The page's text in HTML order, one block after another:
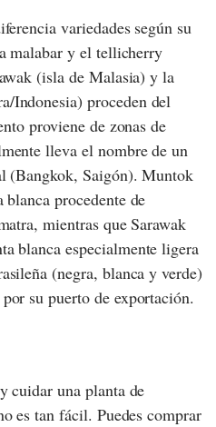
variedades según su
malabar y el tellicherry
(isla de Malasia) y la
Indonesia) proceden del
proviene de zonas de
lleva el nombre de un
(Bangkok, Saigón). Muntok
procedente de
mientras que Sarawak
blanca especialmente ligera
(negra, blanca y verde)
su puerto de exportación.
cuidar una planta de
es tan fácil. Puedes comprar